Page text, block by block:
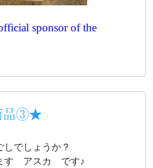
sponsor of the
品③★
でしょうか？
す アスカ です♪